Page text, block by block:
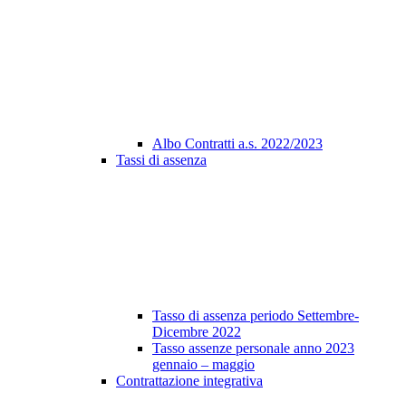
Albo Contratti a.s. 2022/2023
Tassi di assenza
Tasso di assenza periodo Settembre-
Dicembre 2022
Tasso assenze personale anno 2023
gennaio – maggio
Contrattazione integrativa